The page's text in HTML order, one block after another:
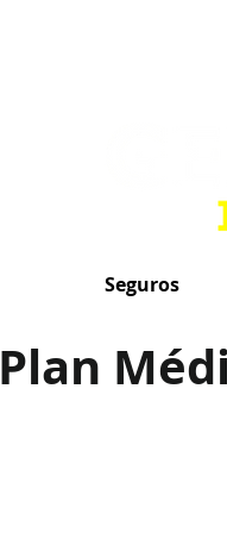
Seguros
Plan